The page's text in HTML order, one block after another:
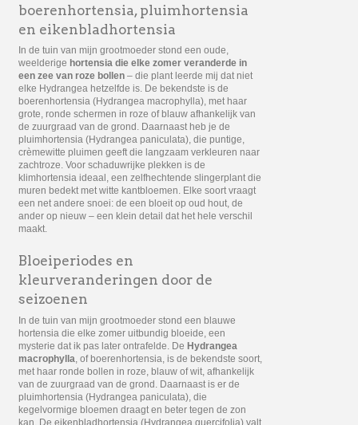
boerenhortensia, pluimhortensia
en eikenbladhortensia
In de tuin van mijn grootmoeder stond een oude,
weelderige hortensia die elke zomer veranderde in
een zee van roze bollen – die plant leerde mij dat niet
elke Hydrangea hetzelfde is. De bekendste is de
boerenhortensia (Hydrangea macrophylla), met haar
grote, ronde schermen in roze of blauw afhankelijk van
de zuurgraad van de grond. Daarnaast heb je de
pluimhortensia (Hydrangea paniculata), die puntige,
crèmewitte pluimen geeft die langzaam verkleuren naar
zachtroze. Voor schaduwrijke plekken is de
klimhortensia ideaal, een zelfhechtende slingerplant die
muren bedekt met witte kantbloemen. Elke soort vraagt
een net andere snoei: de een bloeit op oud hout, de
ander op nieuw – een klein detail dat het hele verschil
maakt.
Bloeiperiodes en
kleurveranderingen door de
seizoenen
In de tuin van mijn grootmoeder stond een blauwe
hortensia die elke zomer uitbundig bloeide, een
mysterie dat ik pas later ontrafelde. De Hydrangea
macrophylla, of boerenhortensia, is de bekendste soort,
met haar ronde bollen in roze, blauw of wit, afhankelijk
van de zuurgraad van de grond. Daarnaast is er de
pluimhortensia (Hydrangea paniculata), die
kegelvormige bloemen draagt en beter tegen de zon